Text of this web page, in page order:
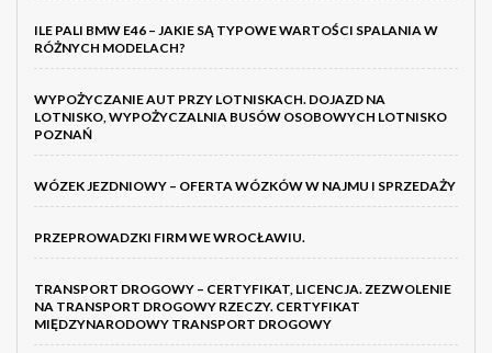
ILE PALI BMW E46 – JAKIE SĄ TYPOWE WARTOŚCI SPALANIA W
RÓŻNYCH MODELACH?
WYPOŻYCZANIE AUT PRZY LOTNISKACH. DOJAZD NA
LOTNISKO, WYPOŻYCZALNIA BUSÓW OSOBOWYCH LOTNISKO
POZNAŃ
WÓZEK JEZDNIOWY – OFERTA WÓZKÓW W NAJMU I SPRZEDAŻY
PRZEPROWADZKI FIRM WE WROCŁAWIU.
TRANSPORT DROGOWY – CERTYFIKAT, LICENCJA. ZEZWOLENIE
NA TRANSPORT DROGOWY RZECZY. CERTYFIKAT
MIĘDZYNARODOWY TRANSPORT DROGOWY